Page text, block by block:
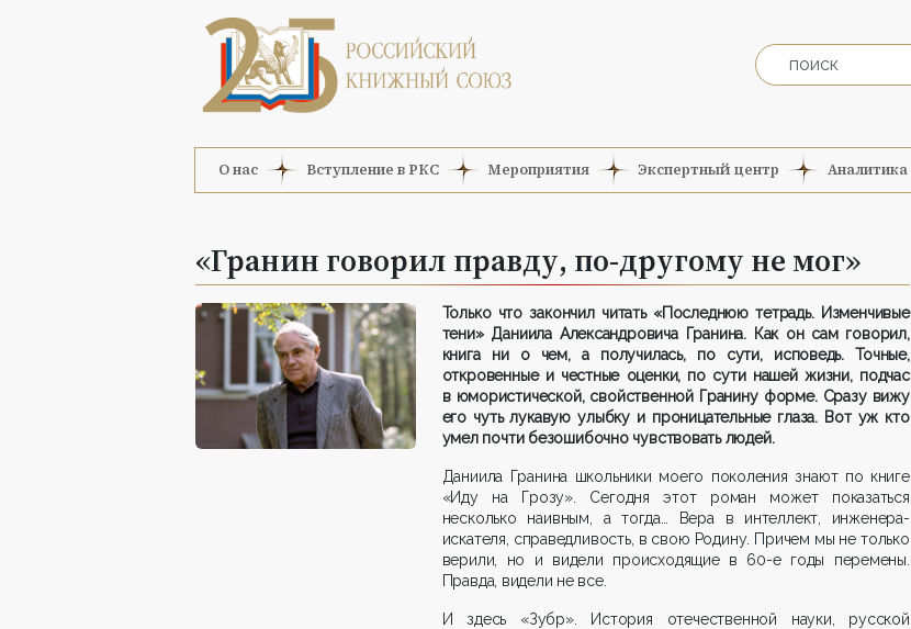
О нас Вступление в РКС Мероприятия Экспертный центр Аналитика
«Гранин говорил правду, по-другому не мог»
Только что закончил читать «Последнюю тетрадь. Изменчивые
тени» Даниила Александровича Гранина. Как он сам говорил,
книга ни о чем, а получилась, по сути, исповедь. Точные,
откровенные и честные оценки, по сути нашей жизни, подчас
в юмористической, свойственной Гранину форме. Сразу вижу
его чуть лукавую улыбку и проницательные глаза. Вот уж кто
умел почти безошибочно чувствовать людей.
Даниила Гранина школьники моего поколения знают по книге
«Иду на Грозу». Сегодня этот роман может показаться
несколько наивным, а тогда… Вера в интеллект, инженера-
искателя, справедливость, в свою Родину. Причем мы не только
верили, но и видели происходящие в 60-е годы перемены.
Правда, видели не все.
И здесь «Зубр». История отечественной науки, русской